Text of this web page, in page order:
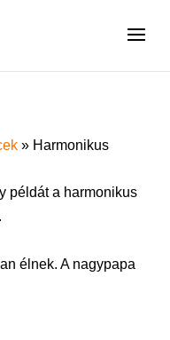
» Harmonikus
példát a harmonikus
élnek. A nagypapa